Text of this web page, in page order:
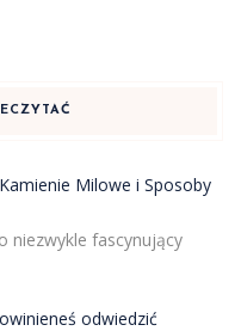
Milowe i Sposoby
niezwykle fascynujący
odwiedzić